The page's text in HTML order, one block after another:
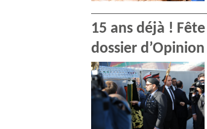
15 ans déjà !
dossier